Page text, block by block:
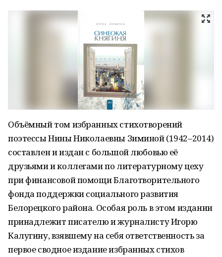
Объёмный том избранных стихотворений
поэтессы Нины Николаевны Зиминой (1942–2014)
составлен и издан с большой любовью её
друзьями и коллегами по литературному цеху
при финансовой помощи Благотворительного
фонда поддержки социального развития
Белорецкого района. Особая роль в этом издании
принадлежит писателю и журналисту Игорю
Калугину, взявшему на себя ответственность за
первое сводное издание избранных стихов